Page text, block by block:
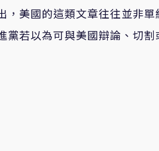
，美國的這類文章往往並非
黨若以為可與美國辯論、切